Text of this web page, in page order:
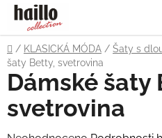
Přejít
obsah
Domů
/ KLASICKÁ MÓDA / Šaty s
šaty Betty, svetrovina
Dámské šaty
svetrovina